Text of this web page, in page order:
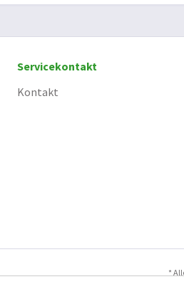
Servicekontakt
Kontakt
*